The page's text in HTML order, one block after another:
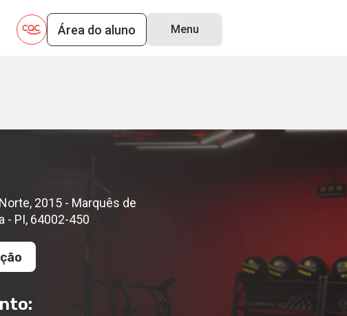
Área do aluno Menu
450
2015 - Marquês de
- PI, 64002-450